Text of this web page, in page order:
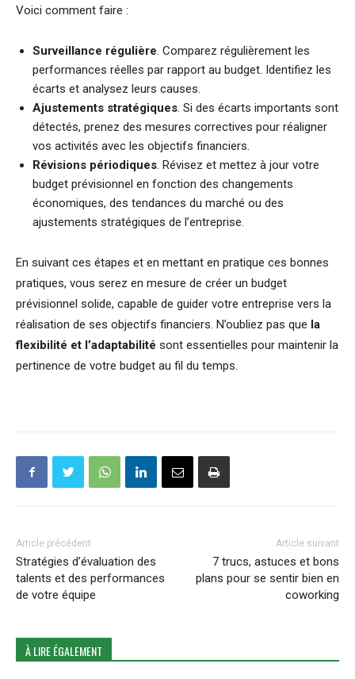
Voici comment faire :
Surveillance régulière. Comparez régulièrement les
performances réelles par rapport au budget. Identifiez les
écarts et analysez leurs causes.
Ajustements stratégiques. Si des écarts importants sont
détectés, prenez des mesures correctives pour réaligner
vos activités avec les objectifs financiers.
Révisions périodiques. Révisez et mettez à jour votre
budget prévisionnel en fonction des changements
économiques, des tendances du marché ou des
ajustements stratégiques de l’entreprise.
En suivant ces étapes et en mettant en pratique ces bonnes
pratiques, vous serez en mesure de créer un budget
prévisionnel solide, capable de guider votre entreprise vers la
réalisation de ses objectifs financiers. N’oubliez pas que la
flexibilité et l’adaptabilité sont essentielles pour maintenir la
pertinence de votre budget au fil du temps.
Article précédent
Stratégies d’évaluation des
talents et des performances
de votre équipe
Article suivant
7 trucs, astuces et bons
plans pour se sentir bien en
coworking
À LIRE ÉGALEMENT